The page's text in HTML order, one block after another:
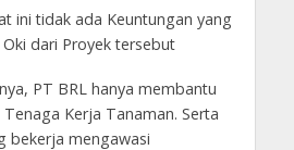
ini tidak ada Keuntungan yang
dari Proyek tersebut
PT BRL hanya membantu
Kerja Tanaman. Serta
bekerja mengawasi